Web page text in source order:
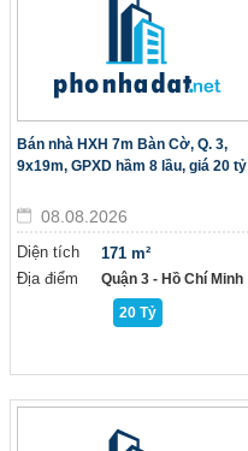
Bán nhà HXH 7m Bàn Cờ, Q. 3,
9x19m, GPXD hầm 8 lầu, giá 20 tỷ
08.08.2026
Diện tích
Địa điểm
171 m²
Quận 3 - Hồ Chí Minh
20 Tỷ